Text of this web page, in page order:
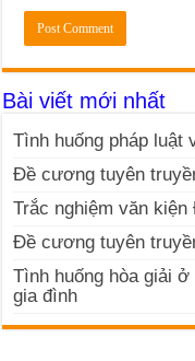
Bài viết mới nhất
Tình huống pháp luật
Đề cương tuyên
Trắc nghiệm văn
Đề cương tuyên
Tình huống hòa giải
gia đình